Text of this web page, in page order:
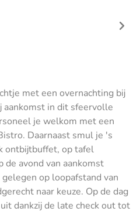
met een overnachting bij
aankomst in dit sfeervolle
je welkom met een
Daarnaast smul je 's
ontbijtbuffet, op tafel
avond van aankomst
op loopafstand van
naar keuze. Op de dag
dankzij de late check out tot